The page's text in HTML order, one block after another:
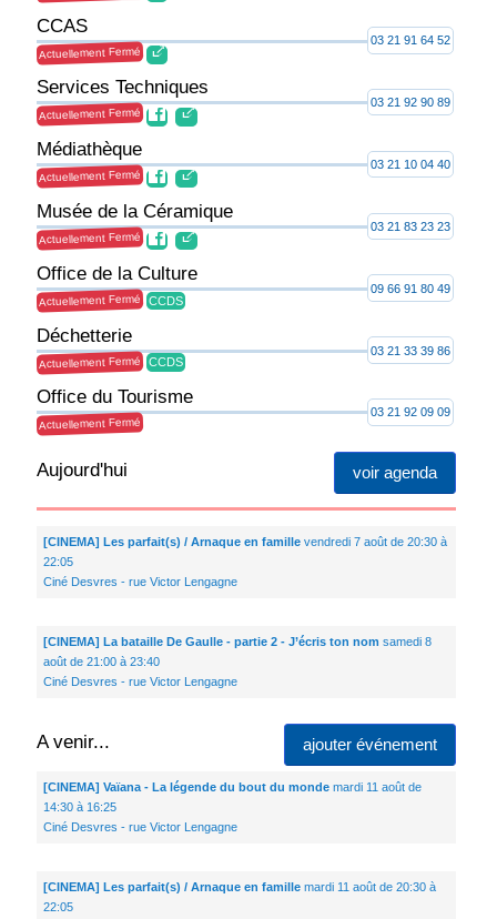
CCAS
Actuellement Fermé
03 21 91 64 52
Services Techniques
Actuellement Fermé
03 21 92 90 89
Médiathèque
Actuellement Fermé
03 21 10 04 40
Musée de la Céramique
Actuellement Fermé
03 21 83 23 23
Office de la Culture
Actuellement Fermé
09 66 91 80 49
Déchetterie
Actuellement Fermé
CCDS
03 21 33 39 86
Office du Tourisme
Actuellement Fermé
CCDS
03 21 92 09 09
voir agenda
Aujourd'hui
[CINEMA] Les parfait(s) / Arnaque en famillevendredi 7 août de 20:30 à
22:05
Ciné Desvres - rue Victor Lengagne
[CINEMA] La bataille De Gaulle - partie 2 - J’écris ton nom samedi 8
août de 21:00 à 23:40
Ciné Desvres - rue Victor Lengagne
A venir... ajouter événement
[CINEMA] Vaïana - La légende du bout du mondemardi 11 août de
14:30 à 16:25
Ciné Desvres - rue Victor Lengagne
[CINEMA] Les parfait(s) / Arnaque en famillemardi 11 août de 20:30 à
22:05